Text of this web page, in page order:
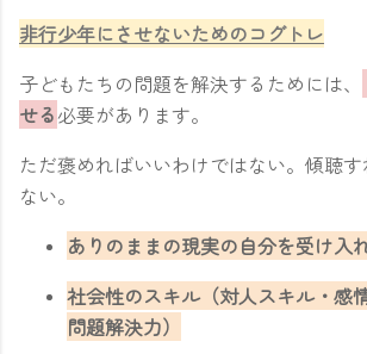
非行少年にさせないためのコグトレ
子どもたちの問題を解決するためには、
せる必要があります。
ただ褒めればいいわけではない。傾聴
ない。
ありのままの現実の自分を受け入
社会性のスキル（対人スキル・感
問題解決力）